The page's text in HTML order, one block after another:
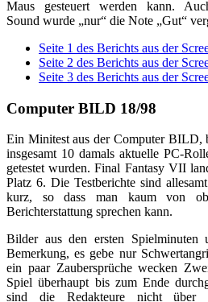
Maus gesteuert werden kann.
Sound wurde „nur“ die Note „Gut“
Seite 1 des Berichts aus der
Seite 2 des Berichts aus der
Seite 3 des Berichts aus der
Computer BILD 18/98
Ein Minitest aus der Computer BILD,
insgesamt 10 damals aktuelle PC-
getestet wurden. Final Fantasy VII
Platz 6. Die Testberichte sind
kurz, so dass man kaum von
Berichterstattung sprechen kann.
Bilder aus den ersten Spielminuten
Bemerkung, es gebe nur
ein paar Zaubersprüche wecken
Spiel überhaupt bis zum Ende
sind die Redakteure nicht über